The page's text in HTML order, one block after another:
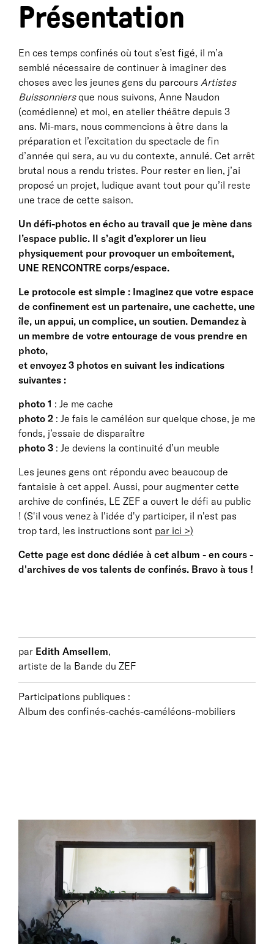
Présentation
En ces temps confinés où tout s’est figé, il m’a
semblé nécessaire de continuer à imaginer des
choses avec les jeunes gens du parcours Artistes
Buissonniersque nous suivons, Anne Naudon
(comédienne) et moi, en atelier théâtre depuis 3
ans. Mi-mars, nous commencions à être dans la
préparation et l’excitation du spectacle de fin
d’année qui sera, au vu du contexte, annulé. Cet arrêt
brutal nous a rendu tristes. Pour rester en lien, j’ai
proposé un projet, ludique avant tout pour qu’il reste
une trace de cette saison.
Un défi-photos en écho au travail que je mène dans
l’espace public. Il s’agit d’explorer un lieu
physiquement pour provoquer un emboîtement,
UNE RENCONTRE corps/espace.
Le protocole est simple : Imaginez que votre espace
de confinement est un partenaire, une cachette, une
île, un appui, un complice, un soutien. Demandez à
un membre de votre entourage de vous prendre en
photo,
et envoyez 3 photos en suivant les indications
suivantes :
photo 1 : Je me cache
photo 2 : Je fais le caméléon sur quelque chose, je me
fonds, j’essaie de disparaître
photo 3 : Je deviens la continuité d’un meuble
Les jeunes gens ont répondu avec beaucoup de
fantaisie à cet appel. Aussi, pour augmenter cette
archive de confinés, LE ZEF a ouvert le défi au public
! (S'il vous venez à l'idée d'y participer, il n'est pas
trop tard, les instructions sont par ici >)
Cette page est donc dédiée à cet album - en cours -
d'archives de vos talents de confinés. Bravo à tous !
par Edith Amsellem,
artiste de la Bande du ZEF
Participations publiques :
Album des confinés-cachés-caméléons-mobiliers